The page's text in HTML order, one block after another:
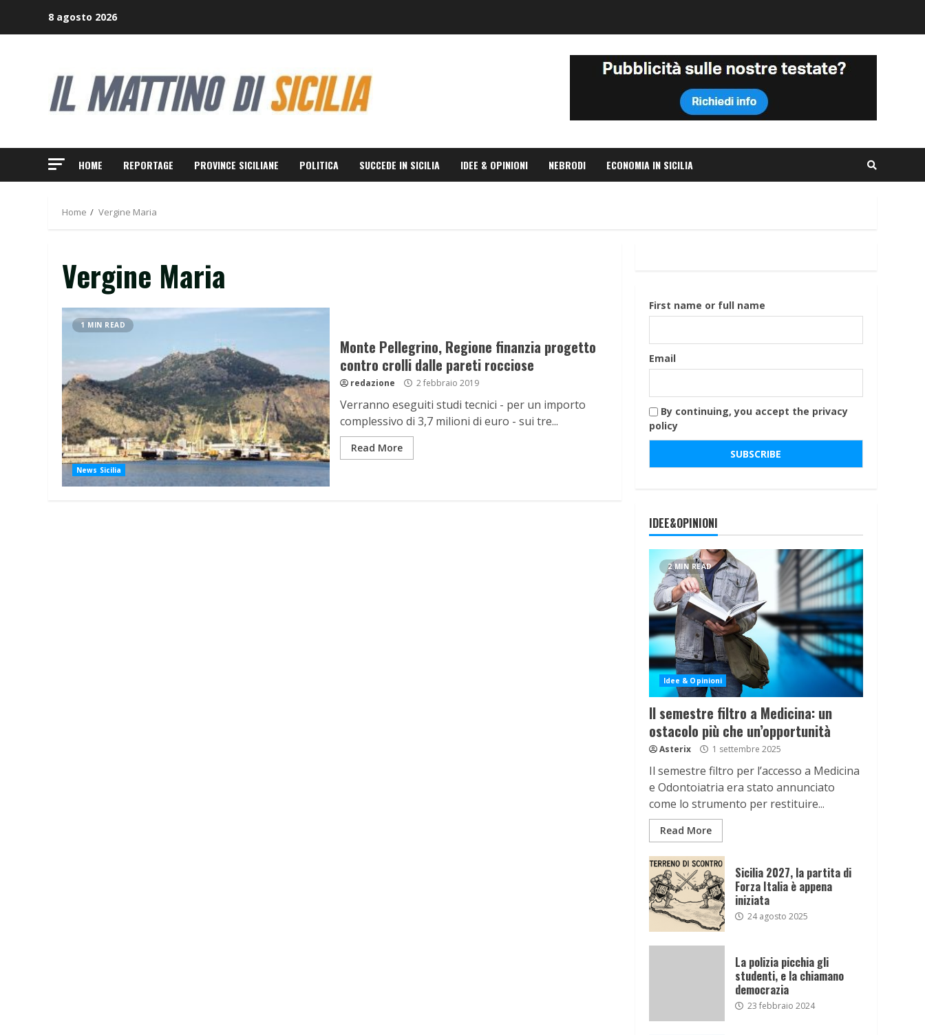
8 agosto 2026
HOME REPORTAGE PROVINCE SICILIANE POLITICA SUCCEDE IN SICILIA IDEE & OPINIONI NEBRODI ECONOMIA IN SICILIA
Home Vergine Maria
Vergine Maria
1 MIN READ
News Sicilia
Monte Pellegrino, Regione finanzia progetto
contro crolli dalle pareti rocciose
redazione 2 febbraio 2019
Verranno eseguiti studi tecnici - per un importo
complessivo di 3,7 milioni di euro - sui tre...
Read More
First name or full name
Email
By continuing, you accept the privacy
policy
IDEE&OPINIONI
2 MIN READ
Idee & Opinioni
Il semestre filtro a Medicina: un
ostacolo più che un’opportunità
Asterix 1 settembre 2025
Il semestre filtro per l’accesso a Medicina
e Odontoiatria era stato annunciato
come lo strumento per restituire...
Read More
Sicilia 2027, la partita di
Forza Italia è appena
iniziata
24 agosto 2025
La polizia picchia gli
studenti, e la chiamano
democrazia
23 febbraio 2024